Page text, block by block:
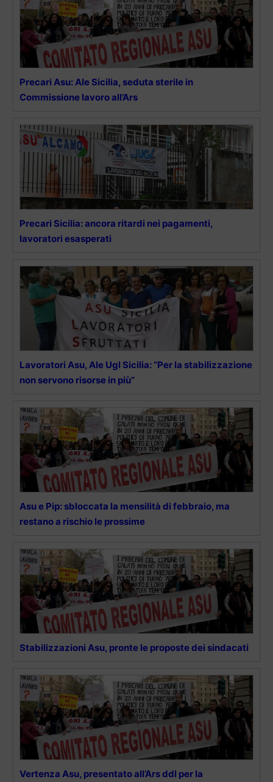
Precari Asu: Ale Sicilia, seduta sterile in
Commissione lavoro all’Ars
Precari Sicilia: ancora ritardi nei pagamenti,
lavoratori esasperati
Lavoratori Asu, Ale Ugl Sicilia: “Per la stabilizzazione
non servono risorse in più”
Asu e Pip: sbloccata la mensilità di febbraio, ma
restano a rischio le prossime
Stabilizzazioni Asu, pronte le proposte dei sindacati
Vertenza Asu, presentato all’Ars ddl per la